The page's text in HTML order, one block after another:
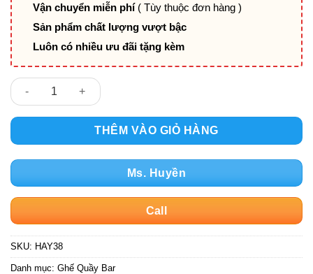
Vận chuyển miễn phí ( Tùy thuộc đơn hàng )
Sản phẩm chất lượng vượt bậc
Luôn có nhiều ưu đãi tặng kèm
Ghế quầy bar chân sắt ống tròn mặt nhựa PV-HAY38 số lượng
THÊM VÀO GIỎ HÀNG
Ms. Huyền
Call
SKU: HAY38
Danh mục: Ghế Quầy Bar